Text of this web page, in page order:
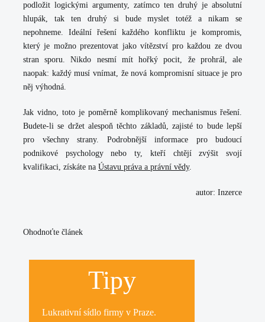
podložit logickými argumenty, zatímco ten druhý je absolutní
hlupák, tak ten druhý si bude myslet totéž a nikam se
nepohneme. Ideální řešení každého konfliktu je kompromis,
který je možno prezentovat jako vítězství pro každou ze dvou
stran sporu. Nikdo nesmí mít hořký pocit, že prohrál, ale
naopak: každý musí vnímat, že nová kompromisní situace je pro
něj výhodná.
Jak vidno, toto je poměrně komplikovaný mechanismus řešení.
Budete-li se držet alespoň těchto základů, zajisté to bude lepší
pro všechny strany. Podrobnější informace pro budoucí
podnikové psychology nebo ty, kteří chtějí zvýšit svojí
kvalifikaci, získáte na Ústavu práva a právní vědy.
autor: Inzerce
Ohodnoťte článek
Tipy
Lukrativnísídlo firmy v Praze.